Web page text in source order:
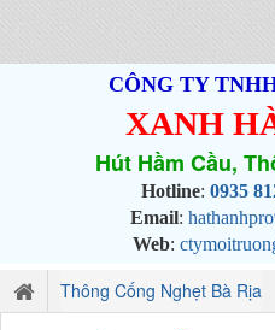
CÔNG TY
XANH
Hút Hầm Cầu,
Hotline: 0935
Email:
Web:
Thông Cống Nghẹt Bà Rịa